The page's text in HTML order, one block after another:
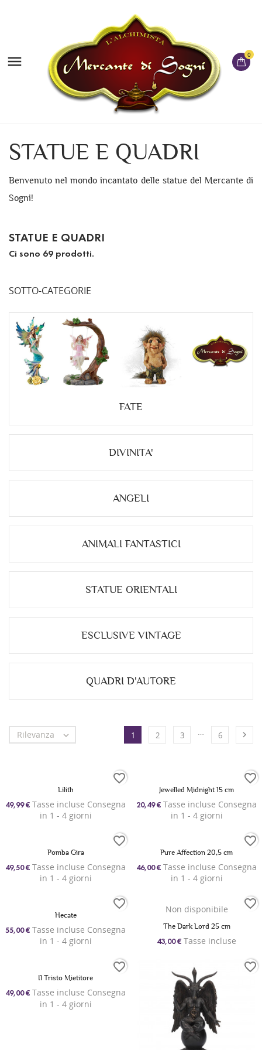
 0
STATUE E QUADRI
Benvenuto nel mondo incantato delle statue del Mercante di
Sogni!
STATUE E QUADRI
Ci sono 69 prodotti.
SOTTO-CATEGORIE
FATE
DIVINITA'
ANGELI
ANIMALI FANTASTICI
STATUE ORIENTALI
ESCLUSIVE VINTAGE
QUADRI D'AUTORE
Rilevanza  1 2 3 6 
Lilith
49,99 € Tasse incluse Consegna
in 1 - 4 giorni
favorite_border
Jewelled Midnight 15 cm
20,49 € Tasse incluse Consegna
in 1 - 4 giorni
favorite_border
Pomba Gira
49,50 € Tasse incluse Consegna
in 1 - 4 giorni
favorite_border
Pure Affection 20,5 cm
46,00 € Tasse incluse Consegna
in 1 - 4 giorni
favorite_border
Hecate
55,00 € Tasse incluse Consegna
in 1 - 4 giorni
favorite_border Non disponibile
The Dark Lord 25 cm
43,00 € Tasse incluse
favorite_border
Il Tristo Mietitore
49,00 € Tasse incluse Consegna
in 1 - 4 giorni
favorite_border favorite_border